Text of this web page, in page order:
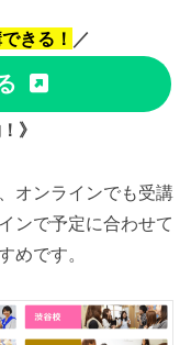
きる！ ／
》
オンラインでも受講
ンで予定に合わせて
めです。